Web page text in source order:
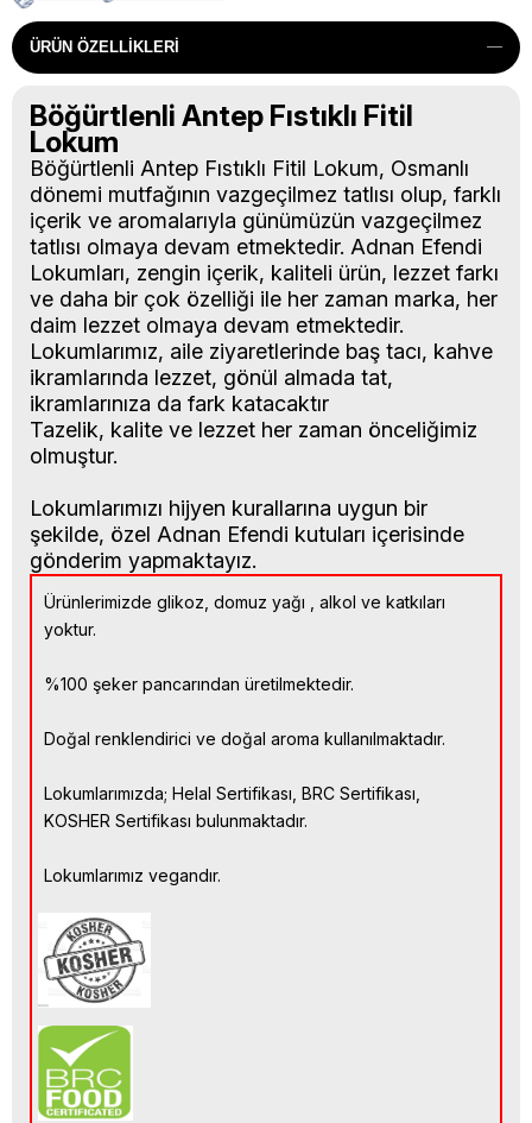
ÜRÜN ÖZELLIKLERI
Böğürtlenli Antep Fıstıklı Fitil
Lokum
Böğürtlenli Antep Fıstıklı Fitil Lokum, Osmanlı
dönemi mutfağının vazgeçilmez tatlısı olup, farklı
içerik ve aromalarıyla günümüzün vazgeçilmez
tatlısı olmaya devam etmektedir. Adnan Efendi
Lokumları, zengin içerik, kaliteli ürün, lezzet farkı
ve daha bir çok özelliği ile her zaman marka, her
daim lezzet olmaya devam etmektedir.
Lokumlarımız, aile ziyaretlerinde baş tacı, kahve
ikramlarında lezzet, gönül almada tat,
ikramlarınıza da fark katacaktır
Tazelik, kalite ve lezzet her zaman önceliğimiz
olmuştur.
Lokumlarımızı hijyen kurallarına uygun bir
şekilde, özel Adnan Efendi kutuları içerisinde
gönderim yapmaktayız.
Ürünlerimizde glikoz, domuz yağı , alkol ve katkıları
yoktur.
%100 şeker pancarından üretilmektedir.
Doğal renklendirici ve doğal aroma kullanılmaktadır.
Lokumlarımızda; Helal Sertifikası, BRC Sertifikası,
KOSHER Sertifikası bulunmaktadır.
Lokumlarımız vegandır.